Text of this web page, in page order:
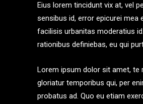
Eius lorem tincidunt vix at, vel
sensibus id, error epicurei mea
facilisis urbanitas moderatius
rationibus definiebas, eu qui
Lorem ipsum dolor sit amet, te
gloriatur temporibus qui, per
probatus ad. Quo eu etiam